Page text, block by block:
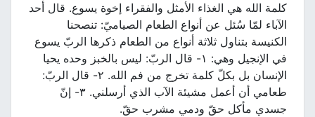
كلمة الله هي الغذاء الأمثل والفقراء إخوة يسوع. قال أحد
الآباء لمّا سُئل عن أنواع الطعام الصياميّ: تنصحنا
الكنيسة بتناول ثلاثة أنواع من الطعام ذكرها الربّ يسوع
في الإنجيل وهي: ١- قال الربّ: ليس بالخبز وحده يحيا
الإنسان بل بكلّ كلمة تخرج من فم الله. ٢- قال الربّ:
طعامي أن أعمل مشيئة الآب الذي أرسلني. ٣- إنّ
جسدي مأكل حقّ ودمي مشرب حقّ.